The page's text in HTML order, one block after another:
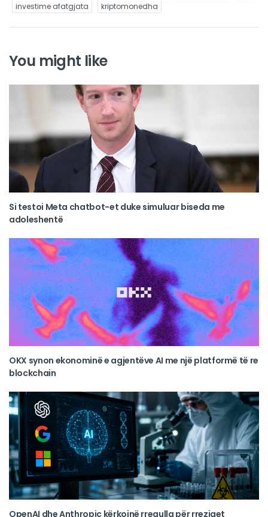
investime afatgjata
kriptomonedha
You might like
Si testoi Meta chatbot-et duke simuluar biseda me
adoleshentë
OKX synon ekonominë e agjentëve AI me një platformë të re
blockchain
OpenAI dhe Anthropic kërkojnë rregulla për rreziqet